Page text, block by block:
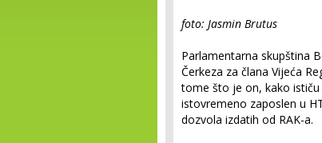
foto: Jasmin Brutus
Parlamentarna skupština
Čerkeza za člana Vijeća
tome što je on, kako ističu
istovremeno zaposlen u
dozvola izdatih od RAK-a.